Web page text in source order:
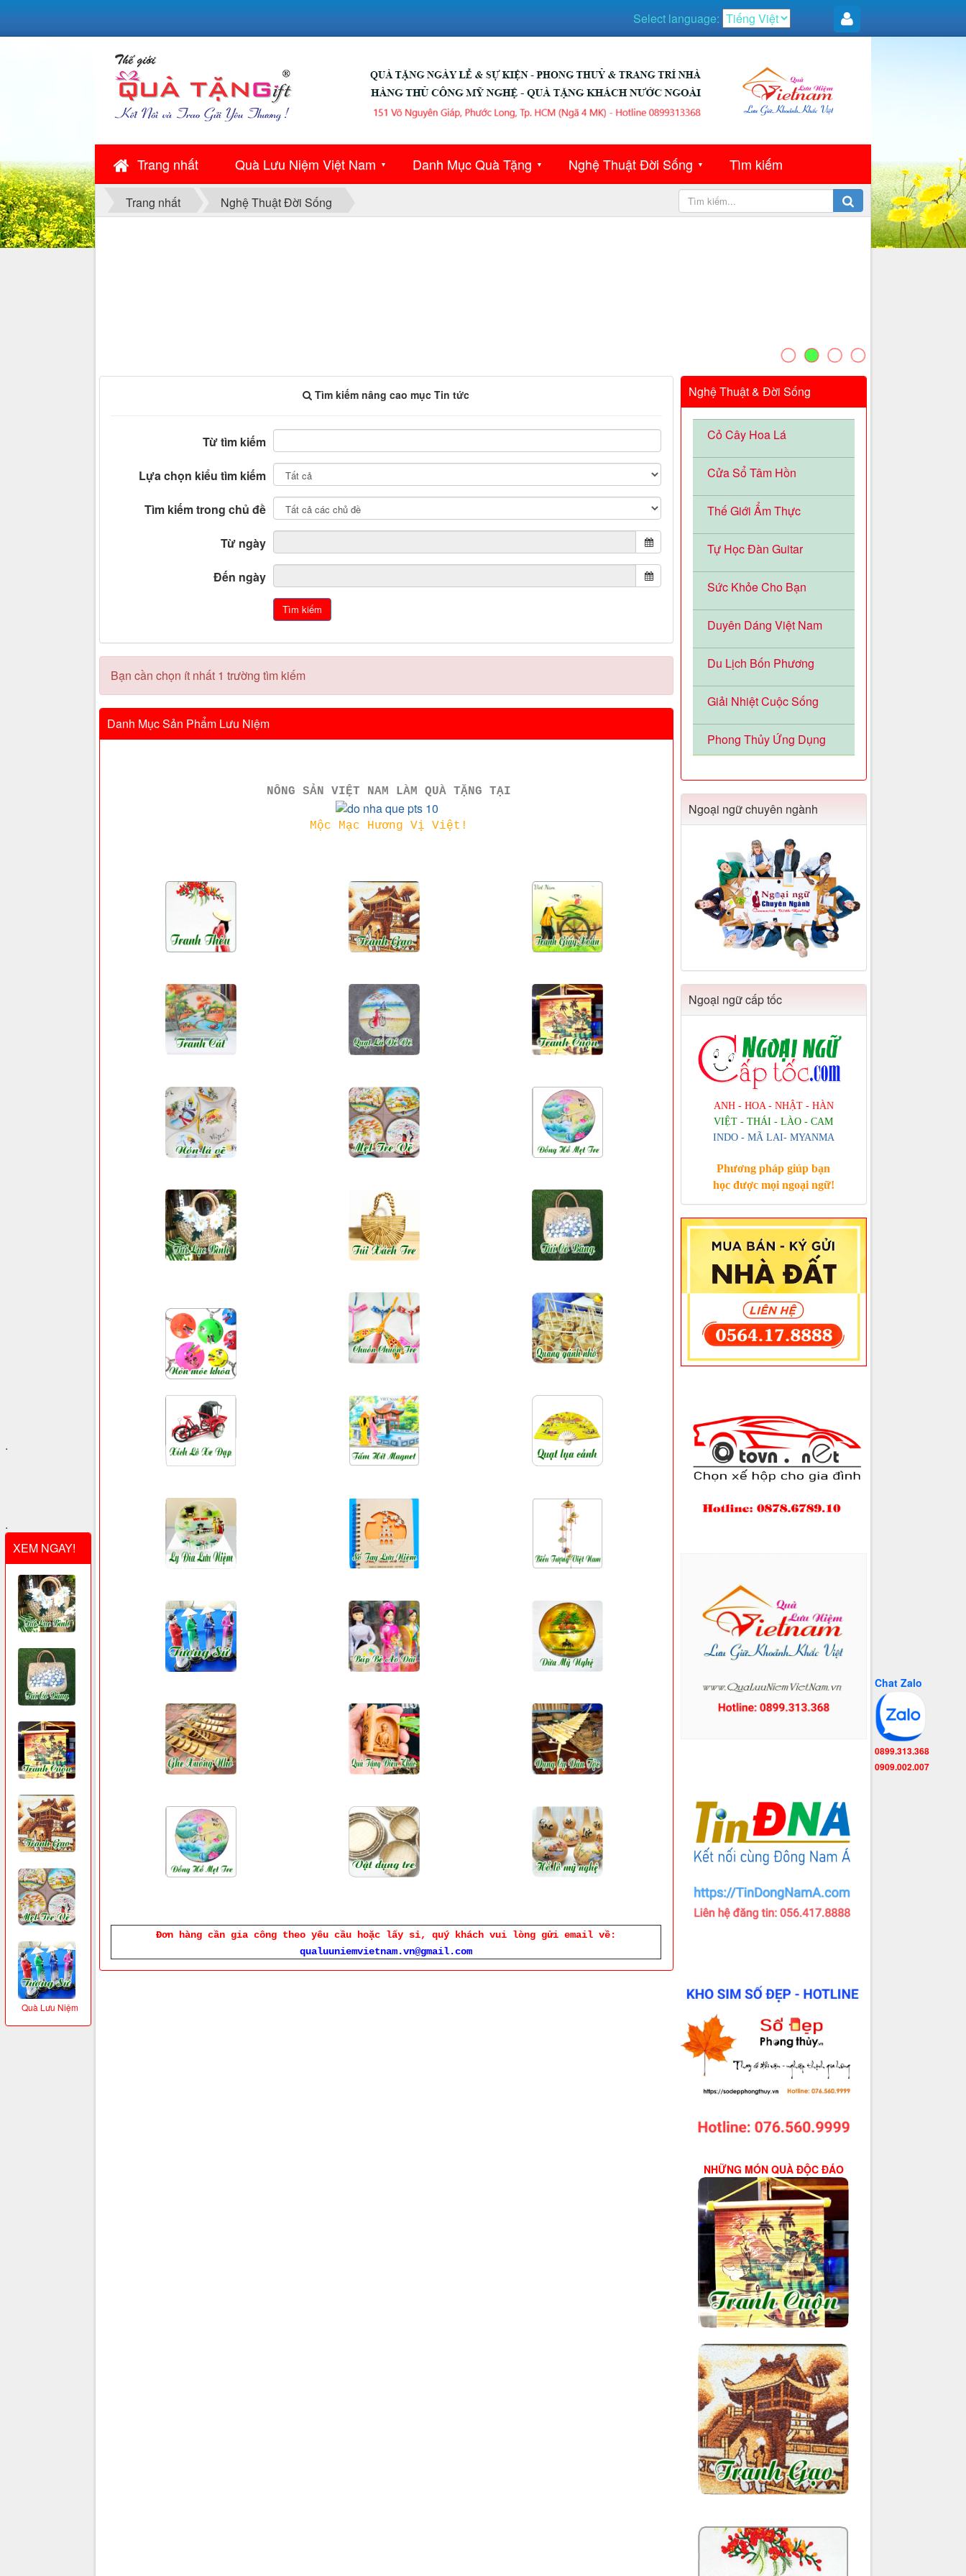
Trang nhất Quà Lưu Niệm Việt Nam ▼ Danh Mục Quà Tặng ▼ Nghệ Thuật Đời Sống ▼ Tìm kiếm
Select language:
Trang nhất Nghệ Thuật Đời Sống
Tìm kiếm nâng cao mục Tin tức
Từ tìm kiếm
Lựa chọn kiểu tìm kiếm
Tìm kiếm trong chủ đề
Từ ngày
Đến ngày
Bạn cần chọn ít nhất 1 trường tìm kiếm
Danh Mục Sản Phẩm Lưu Niệm
NÔNG SẢN VIỆT NAM LÀM QUÀ TẶNG TẠI
Mộc Mạc Hương Vị Việt!
Đơn hàng cần gia công theo yêu cầu hoặc lấy sỉ, quý khách vui lòng gửi email về:
qualuuniemvietnam.vn@gmail.com
Nghệ Thuật & Đời Sống
Cỏ Cây Hoa Lá
Cửa Sổ Tâm Hồn
Thế Giới Ẩm Thực
Tự Học Đàn Guitar
Sức Khỏe Cho Bạn
Duyên Dáng Việt Nam
Du Lịch Bốn Phương
Giải Nhiệt Cuộc Sống
Phong Thủy Ứng Dụng
Ngoại ngữ chuyên ngành
Ngoại ngữ cấp tốc
ANH - HOA - NHẬT - HÀN
VIỆT - THÁI - LÀO - CAM
INDO - MÃ LAI- MYANMA
Phương pháp giúp bạn
học được mọi ngoại ngữ!
NHỮNG MÓN QUÀ ĐỘC ĐÁO
.
.
XEM NGAY!
Quà Lưu Niệm
Chat Zalo
0899.313.368
0909.002.007